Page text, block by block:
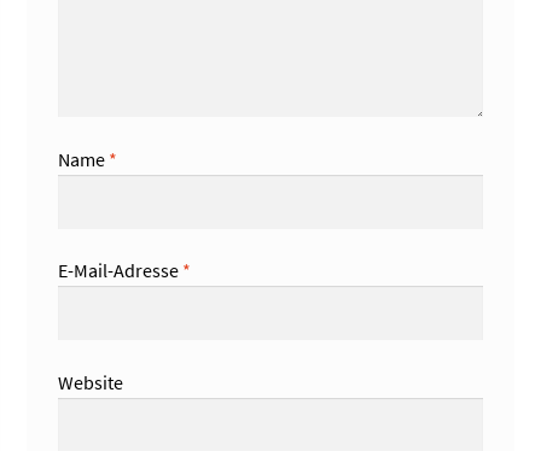
Name *
E-Mail-Adresse *
Website